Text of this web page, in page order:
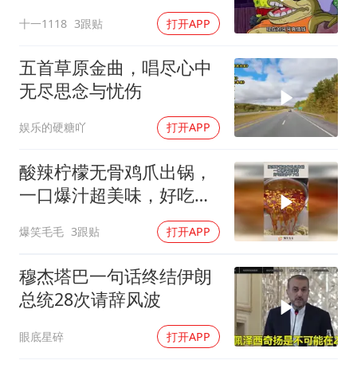
全民健身事业高质量发展
乐享全民健身 共筑健康中国
十一1118 3跟贴 打开APP
五首草原金曲，唱尽心中
无尽思念与忧伤
娱乐的硬糖吖 打开APP
酸辣柠檬无骨鸡爪出锅，
一口爆汁超美味，好吃的
爆笑毛毛 3跟贴 打开APP
穆杰塔巴一句话终结伊朗
总统28次请辞风波
眼底星碎 打开APP